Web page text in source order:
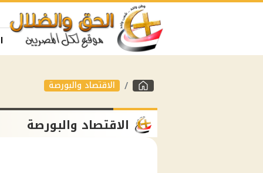
الاقتصاد والبورصة
الاقتصاد والبورصة